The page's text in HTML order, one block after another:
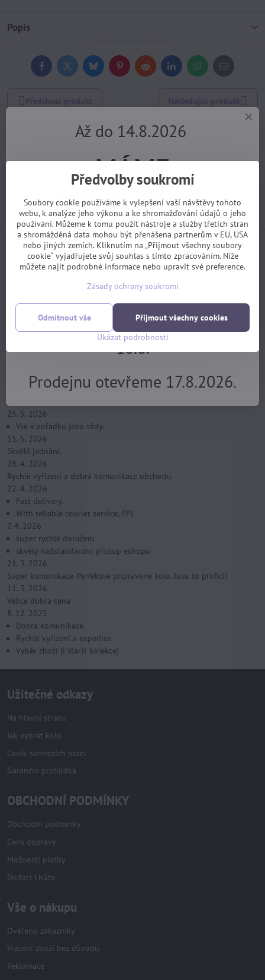
Popis
FacebookTwitterBlueskyPinterestReddit LinkedInWhatsApp
E-
mail
Potřebujete poradit?
Jak jsou s našimi službami spokojeni samotní
zákazníci? (z webu Heuréka)
Všechny recenze(458)
rychle posláno - doporučuji
4. 6. 2026
25. 5. 2026
Vse v pořádku jako vždy.
15. 5. 2026
Skvělé jednání.
28. 4. 2026
Rychlé vyřízení a dobrá komunikace obchodu
22. 4. 2026
Fast delivery.
With reliable courier service. PPL
7. 4. 2026
super rychlé doručení
skvělý nadstandardní přístup eshopu
21. 3. 2026
Super komunikace. Perfektne pripravene kolo. Jsou to profici!
11. 3. 2026
Velice dobra cena
8. 12. 2025
Dobrá komunikace
Rychlé vyřízení a expedice
Výběr zboží (i starší kolekce)
Užitečné odkazy
Na hlavní stranu
Jak vybrat kolo
Ceník servisních prací
Garanční prohlídka
OBCHODNÍ PODMÍNKY
Obchodní podmínky
Ceny dopravy
Možnosti platby
Dodací Lhůta
Vše o nákupu
Ověřeno zákazníky
Vrácení zboží bez důvodu
Reklamace
Předvolby soukromí
Soubory cookie používáme k vylepšení vaší návštěvy tohoto
webu, k analýze jeho výkonu a ke shromažďování údajů o jeho
používání. Můžeme k tomu použít nástroje a služby třetích stran
a shromážděná data mohou být přenášena partnerům v EU, USA
nebo jiných zemích. Kliknutím na „Přijmout všechny soubory
cookie“ vyjadřujete svůj souhlas s tímto zpracováním. Níže
můžete najít podrobné informace nebo upravit své preference.
Zásady ochrany soukromí
Ukázat podrobnosti
Přijmout všechny cookies
Odmítnout vše
Až do 14.8.2026
MÁME
DOVOLENOU.
Objednávky z e-shopu budeme
vyřizovat 17.8.
Servis pro předem objednané
zákazníky bude v provozu od
10.8.
Prodejnu otevřeme 17.8.2026.